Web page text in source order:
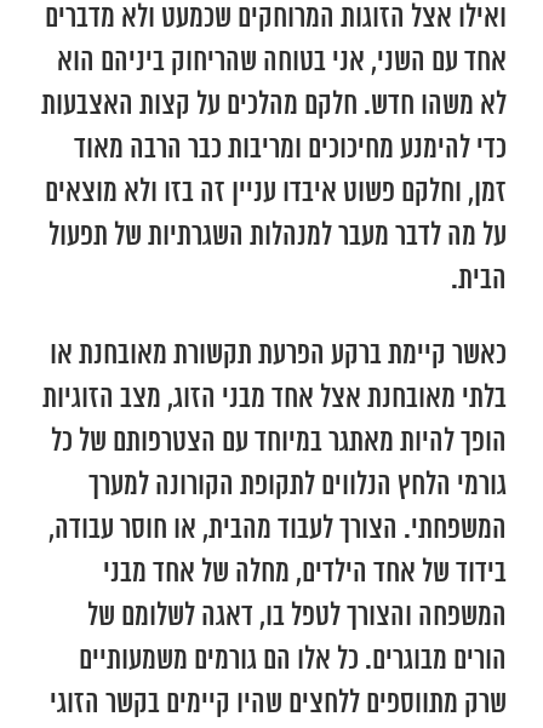
ואילו אצל הזוגות המרוחקים שכמעט ולא מדברים
אחד עם השני, אני בטוחה שהריחוק ביניהם הוא
לא משהו חדש. חלקם מהלכים על קצות האצבעות
כדי להימנע מחיכוכים ומריבות כבר הרבה מאוד
זמן, וחלקם פשוט איבדו עניין זה בזו ולא מוצאים
על מה לדבר מעבר למנהלות השגרתיות של תפעול
הבית.
כאשר קיימת ברקע הפרעת תקשורת מאובחנת או
בלתי מאובחנת אצל אחד מבני הזוג, מצב הזוגיות
הופך להיות מאתגר במיוחד עם הצטרפותם של כל
גורמי הלחץ הנלווים לתקופת הקורונה למערך
המשפחתי. הצורך לעבוד מהבית, או חוסר עבודה,
בידוד של אחד הילדים, מחלה של אחד מבני
המשפחה והצורך לטפל בו, דאגה לשלומם של
הורים מבוגרים. כל אלו הם גורמים משמעותיים
שרק מתווספים ללחצים שהיו קיימים בקשר הזוגי